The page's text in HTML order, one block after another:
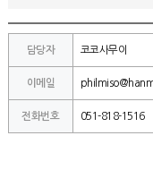
담당자 코코사무이
이메일
전화번호 051-818-1516